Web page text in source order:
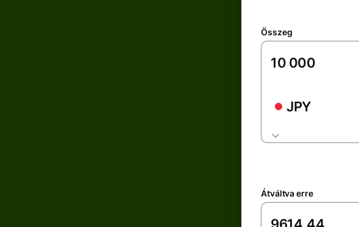
Összeg
JPY
Átváltva erre